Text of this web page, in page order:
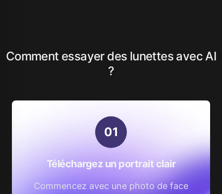
Comment essayer des lunettes avec AI
?
01
Téléchargez un portrait clair
Commencez avec une photo de face